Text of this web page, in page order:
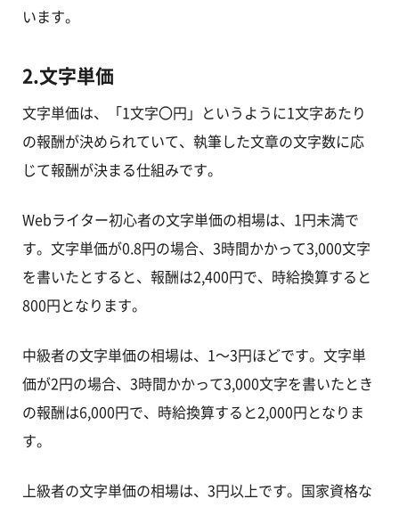
います。
2.文字単価
文字単価は、「1文字〇円」というように1文字あたり
の報酬が決められていて、執筆した文章の文字数に応
じて報酬が決まる仕組みです。
Webライター初心者の文字単価の相場は、1円未満で
す。文字単価が0.8円の場合、3時間かかって3,000文字
を書いたとすると、報酬は2,400円で、時給換算すると
800円となります。
中級者の文字単価の相場は、1～3円ほどです。文字単
価が2円の場合、3時間かかって3,000文字を書いたとき
の報酬は6,000円で、時給換算すると2,000円となりま
す。
上級者の文字単価の相場は、3円以上です。国家資格な